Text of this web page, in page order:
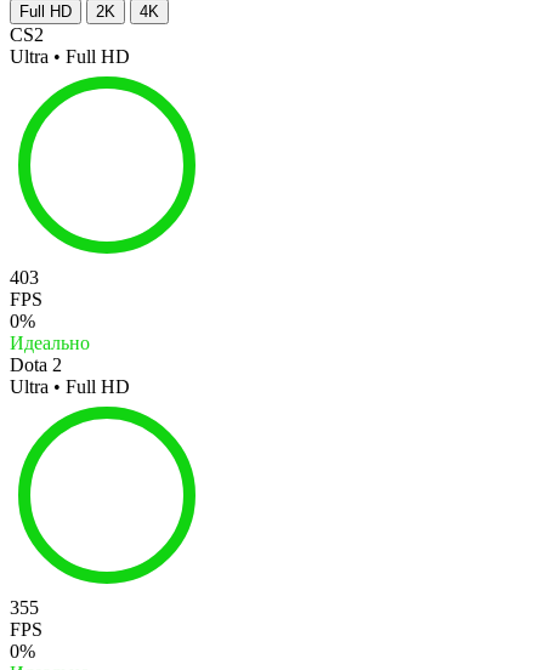
Full HD 2K 4K
CS2
Ultra • Full HD
403
FPS
0%
Идеально
Dota 2
Ultra • Full HD
355
FPS
0%